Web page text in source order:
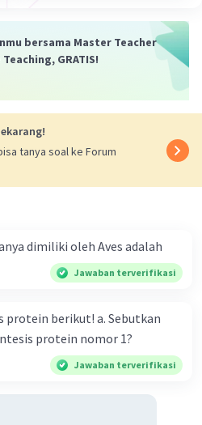
bersama Master Teacher
GRATIS!
tanya soal ke Forum
dimiliki oleh Aves adalah
Jawaban terverifikasi
berikut! a. Sebutkan
protein nomor 1?
Jawaban terverifikasi